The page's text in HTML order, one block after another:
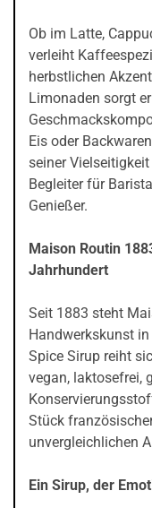
Ob im Latte,
verleiht
herbstlichen
Limonaden sorgt
Eis oder
seiner
Begleiter für
Genießer.
Maison Routin
Jahrhundert
Seit 1883 steht
Handwerkskunst
Spice Sirup reiht
vegan, laktosefrei,
Stück
unvergleichlichen
Ein Sirup, der